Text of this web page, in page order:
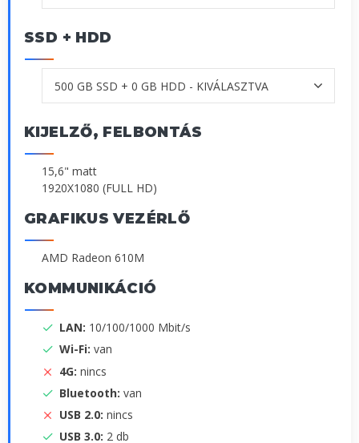
SSD + HDD
KIJELZŐ, FELBONTÁS
15,6" matt
1920X1080 (FULL HD)
GRAFIKUS VEZÉRLŐ
AMD Radeon 610M
KOMMUNIKÁCIÓ
LAN: 10/100/1000 Mbit/s
Wi-Fi: van
4G: nincs
Bluetooth: van
USB 2.0: nincs
USB 3.0: 2 db